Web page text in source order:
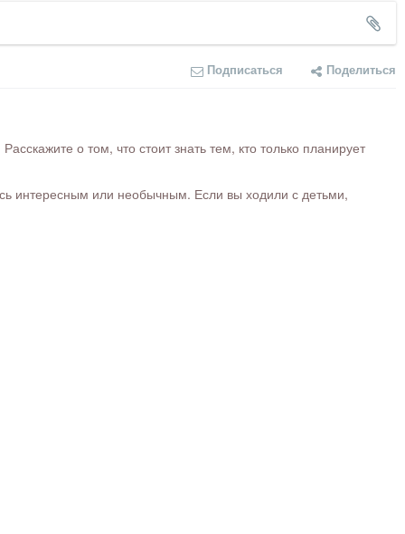
Подписаться Поделиться
о том, что стоит знать тем, кто только планирует
интересным или необычным. Если вы ходили с детьми,